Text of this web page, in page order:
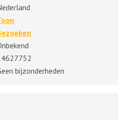
bijzonderheden